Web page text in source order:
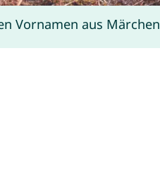
Vornamen aus Märchen